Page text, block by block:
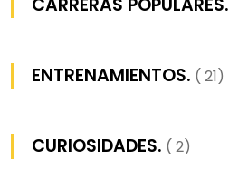
CARRERAS POPULARES.
ENTRENAMIENTOS. ( 21)
CURIOSIDADES. ( 2)